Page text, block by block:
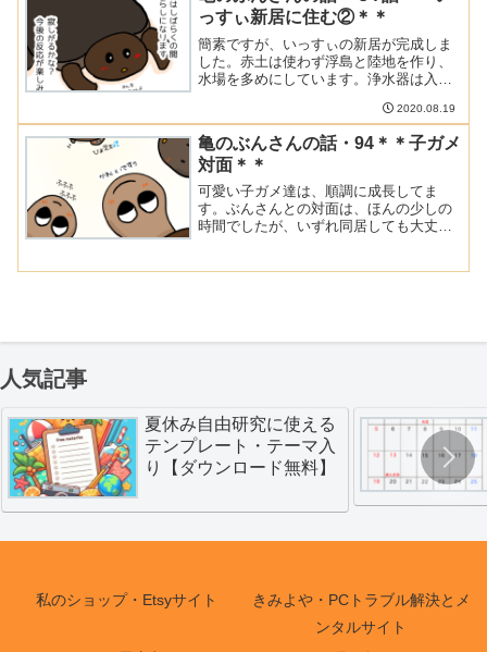
っすぃ新居に住む②＊＊
簡素ですが、いっすぃの新居が完成しま
した。赤土は使わず浮島と陸地を作り、
水場を多めにしています。浄水器は入れ
で、マメに水換えする事にしました。い
っすぃの新居も出来上がり、いっすぃは1
匹で過ごす事になりまし...
2020.08.19
亀のぶんさんの話・94＊＊子ガメ
対面＊＊
可愛い子ガメ達は、順調に成長してま
す。ぶんさんとの対面は、ほんの少しの
時間でしたが、いずれ同居しても大丈夫
人気記事
夏休み自由研究に使える
テンプレート・テーマ入
り【ダウンロード無料】
私のショップ・Etsyサイト
きみよや・PCトラブル解決とメ
ンタルサイト